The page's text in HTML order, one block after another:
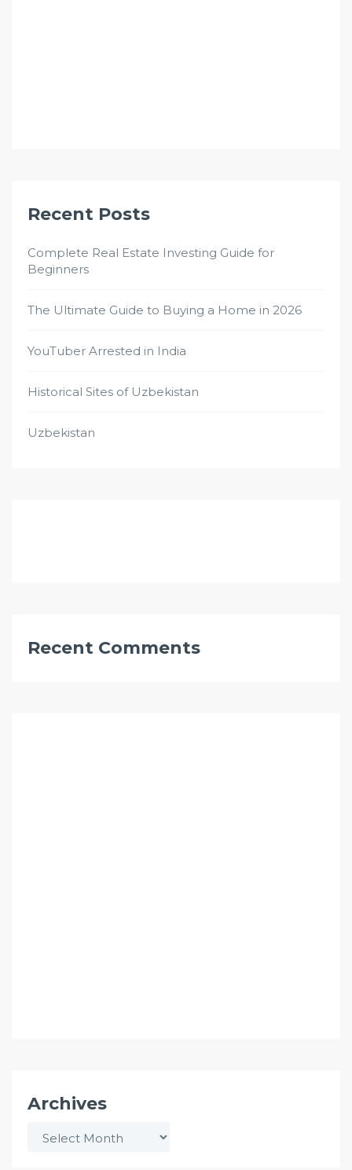
Recent Posts
Complete Real Estate Investing Guide for
Beginners
The Ultimate Guide to Buying a Home in 2026
YouTuber Arrested in India
Historical Sites of Uzbekistan
Uzbekistan
Recent Comments
Archives